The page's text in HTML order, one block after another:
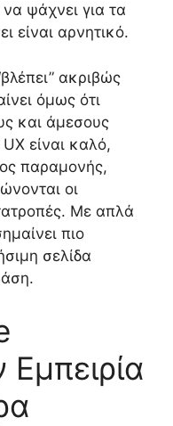
ψάχνει για τα
είναι αρνητικό.
ακριβώς
όμως ότι
και άμεσους
είναι καλό,
παραμονής,
οι
Με απλά
πιο
σελίδα
Εμπειρία